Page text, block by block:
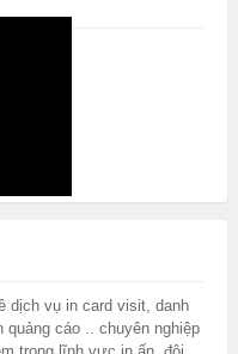
dịch vụ in card visit, danh
cáo .. chuyên nghiệp